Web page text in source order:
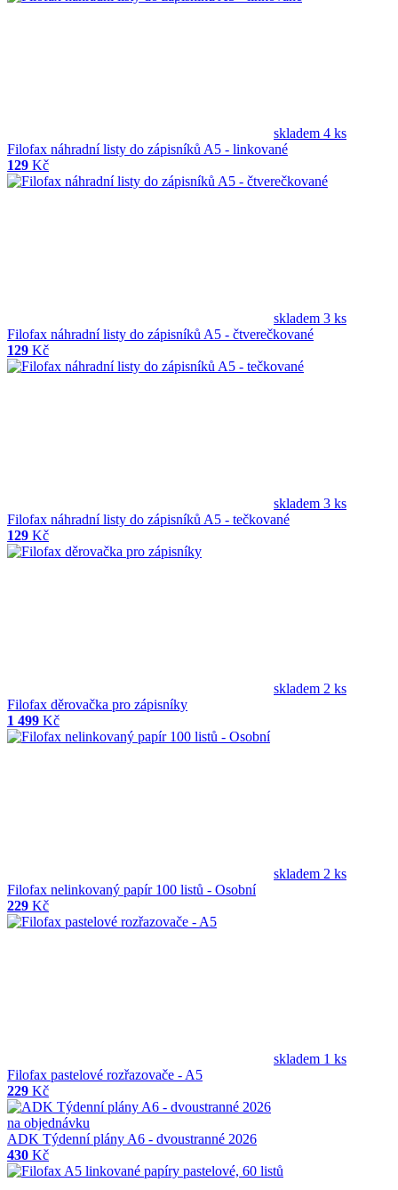
skladem 4 ks
Filofax náhradní listy do zápisníků A5 - linkované
129 Kč
skladem 3 ks
Filofax náhradní listy do zápisníků A5 - čtverečkované
129 Kč
skladem 3 ks
Filofax náhradní listy do zápisníků A5 - tečkované
129 Kč
skladem 2 ks
Filofax děrovačka pro zápisníky
1 499 Kč
skladem 2 ks
Filofax nelinkovaný papír 100 listů - Osobní
229 Kč
skladem 1 ks
Filofax pastelové rozřazovače - A5
229 Kč
na objednávku
ADK Týdenní plány A6 - dvoustranné 2026
430 Kč